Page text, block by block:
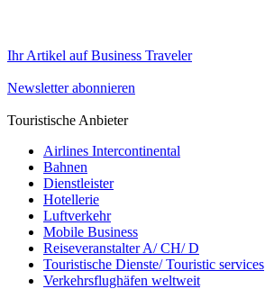
Ihr Artikel auf Business Traveler
Newsletter abonnieren
Touristische Anbieter
Airlines Intercontinental
Bahnen
Dienstleister
Hotellerie
Luftverkehr
Mobile Business
Reiseveranstalter A/ CH/ D
Touristische Dienste/ Touristic services
Verkehrsflughäfen weltweit